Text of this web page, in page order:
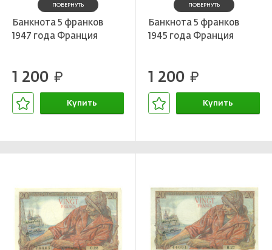
ПОВЕРНУТЬ
Банкнота 5 франков
1947 года Франция
1 200 руб.
Купить
ПОВЕРНУТЬ
Банкнота 5 франков
1945 года Франция
1 200 руб.
Купить